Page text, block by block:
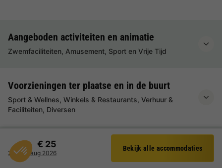
Filter
€ 25
29 - 30 aug 2026
Bekijk alle accommodaties
Aangeboden activiteiten en animatie
Zwemfaciliteiten, Amusement, Sport en Vrije Tijd
Voorzieningen ter plaatse en in de buurt
Sport & Wellnes, Winkels & Restaurants, Verhuur &
Faciliteiten, Diversen
Beoordelingen over Camping de Schatberg
★★★★★